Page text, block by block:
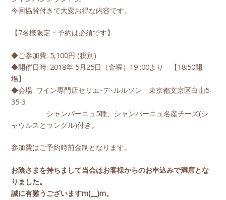
今回協賛付きで大変お得な内容です。
【7名様限定・予約は必須です】
◆ご参加費: 5,100円 (税別)
◆開催日時: 2018年 5月25日（金曜）19 :00より 【18:50開
場】
◆会場: ワイン専門店セリエ･デ･ルルソン 東京都文京区白山5-
35-3
シャンパーニュ5種、シャンパーニュ名産チーズ(シ
ャウルスとラングル)付き。
参加費はご予約時前金制となります。
お陰さまを持ちまして当会はお客様からのお申込みで満席とな
りました。
誠に有難うございますm(__)m。